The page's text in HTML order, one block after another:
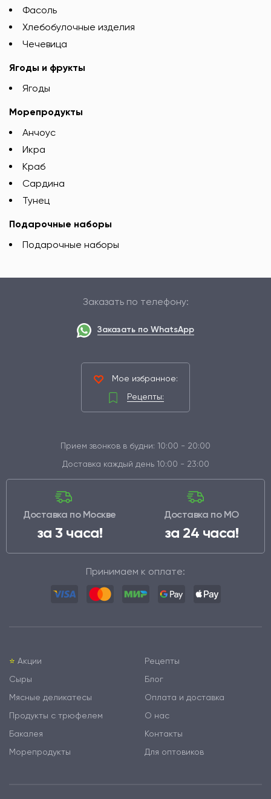
Фасоль
Хлебобулочные изделия
Чечевица
Ягоды и фрукты
Ягоды
Морепродукты
Анчоус
Икра
Краб
Сардина
Тунец
Подарочные наборы
Подарочные наборы
Заказать по телефону:
Заказать по WhatsApp
Мое избранное:
Рецепты:
Прием звонков в будни: 10:00 - 20:00
Доставка каждый день 10:00 - 23:00
Доставка по Москве
за 3 часа!
Доставка по МО
за 24 часа!
Принимаем к оплате:
⭐️ Акции
Сыры
Мясные деликатесы
Продукты с трюфелем
Бакалея
Морепродукты
Рецепты
Блог
Оплата и доставка
О нас
Контакты
Для оптовиков